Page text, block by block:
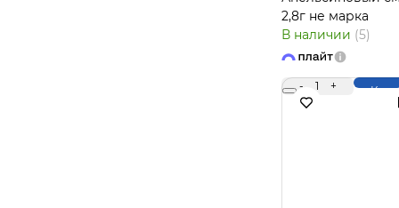
2,8г не марка
В наличии (5)
- 1 +